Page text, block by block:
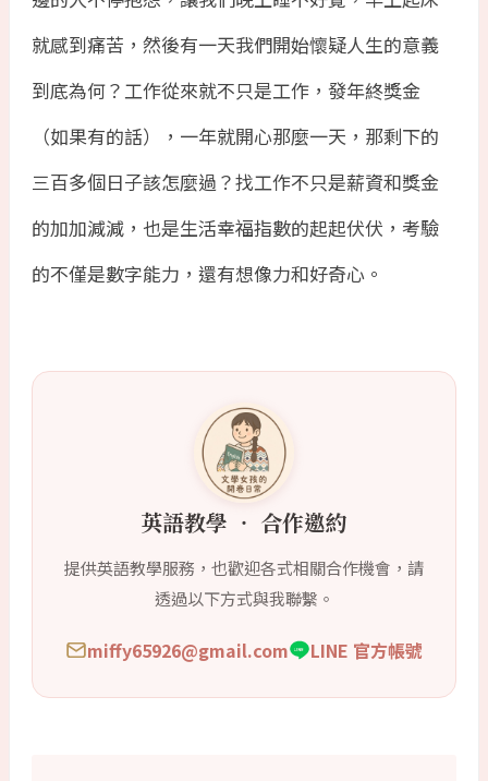
就感到痛苦，然後有一天我們開始懷疑人生的意義
到底為何？工作從來就不只是工作，發年終獎金
（如果有的話），一年就開心那麼一天，那剩下的
三百多個日子該怎麼過？找工作不只是薪資和獎金
的加加減減，也是生活幸福指數的起起伏伏，考驗
的不僅是數字能力，還有想像力和好奇心。
英語教學 ‧ 合作邀約
提供英語教學服務，也歡迎各式相關合作機會，請
透過以下方式與我聯繫。
miffy65926@gmail.com LINE 官方帳號